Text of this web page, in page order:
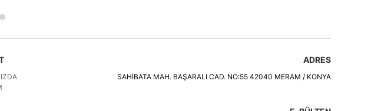
ADRES
SAHİBATA MAH. BAŞARALI CAD. NO:55 42040 MERAM / KONYA